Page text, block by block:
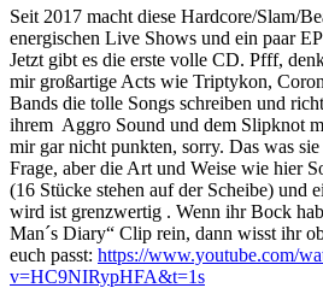
Seit 2017 macht diese Hardcore/Slam/
energischen Live Shows und ein paar
Jetzt gibt es die erste volle CD. Pfff,
mir großartige Acts wie Triptykon,
Bands die tolle Songs schreiben und
ihrem Aggro Sound und dem Slipknot
mir gar nicht punkten, sorry. Das was
Frage, aber die Art und Weise wie hier
(16 Stücke stehen auf der Scheibe) und
wird ist grenzwertig . Wenn ihr Bock
Man´s Diary“ Clip rein, dann wisst ihr
euch passt: https://www.youtube.com/
v=HC9NIRypHFA&t=1s